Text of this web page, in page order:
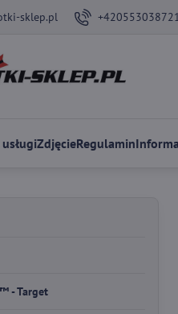
sklep.pl +420553038721
ZdjęcieRegulamin
- Target